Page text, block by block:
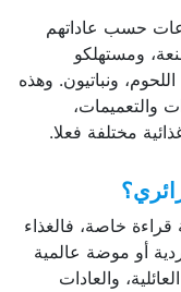
حسب عاداتهم
ومستهلكو
ونباتيون. وهذه
والتعميمات،
مختلفة فعلا.
خاصة، فالغذاء
أو موضة عالمية
والعادات